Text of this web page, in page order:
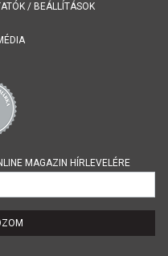
/ BEÁLLÍTÁSOK
MAGAZIN HÍRLEVELÉRE